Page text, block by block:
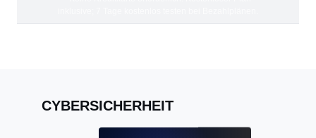
CYBERSICHERHEIT